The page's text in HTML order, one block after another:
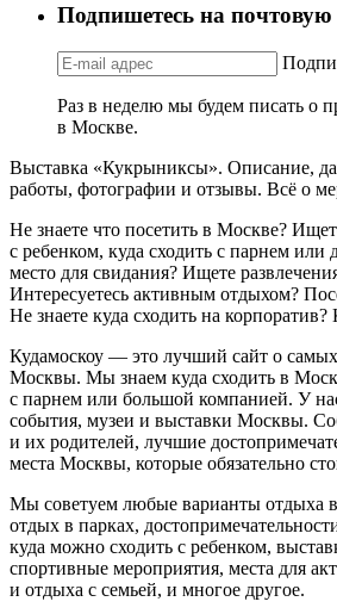
Подпишетесь на
Раз в неделю мы будем писать о
в Москве.
Выставка «Кукрыниксы». Описание,
работы, фотографии и отзывы. Всё о
Не знаете что посетить в Москве?
с ребенком, куда сходить с парнем или
место для свидания? Ищете
Интересуетесь активным отдыхом?
Не знаете куда сходить на
Кудамоскоу — это лучший сайт о
Москвы. Мы знаем куда сходить в
с парнем или большой компанией. У
события, музеи и выставки Москвы.
и их родителей, лучшие
места Москвы, которые обязательно
Мы советуем любые варианты отдыха
отдых в парках,
куда можно сходить с ребенком,
спортивные мероприятия, места для
и отдыха с семьей, и многое другое.